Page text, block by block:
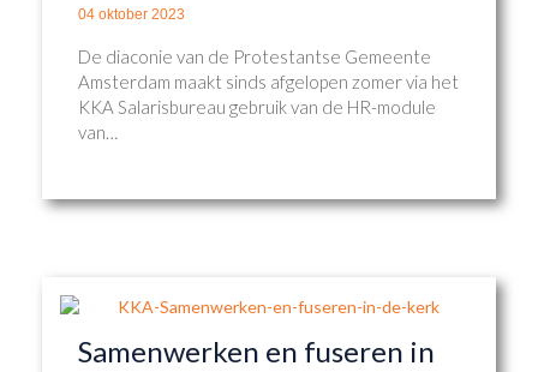
04 oktober 2023
De diaconie van de Protestantse Gemeente
Amsterdam maakt sinds afgelopen zomer via het
KKA Salarisbureau gebruik van de HR-module
van…
Samenwerken en fuseren in